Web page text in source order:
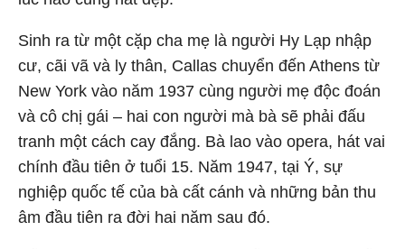
Sinh ra từ một cặp cha mẹ là người Hy Lạp nhập
cư, cãi vã và ly thân, Callas chuyển đến Athens từ
New York vào năm 1937 cùng người mẹ độc đoán
và cô chị gái – hai con người mà bà sẽ phải đấu
tranh một cách cay đắng. Bà lao vào opera, hát vai
chính đầu tiên ở tuổi 15. Năm 1947, tại Ý, sự
nghiệp quốc tế của bà cất cánh và những bản thu
âm đầu tiên ra đời hai năm sau đó.